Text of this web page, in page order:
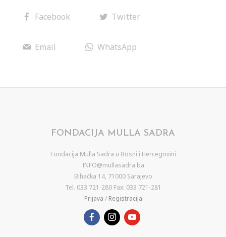
Facebook Twitter
Email WhatsApp
FONDACIJA MULLA SADRA
Fondacija Mulla Sadra u Bosni i Hercegovini
INFO@mullasadra.ba
Bihaćka 14, 71000 Sarajevo
Tel. 033 721-280 Fax: 033 721-281
Prijava / Registracija